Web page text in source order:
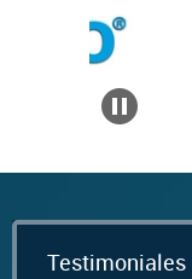
Testimoniales